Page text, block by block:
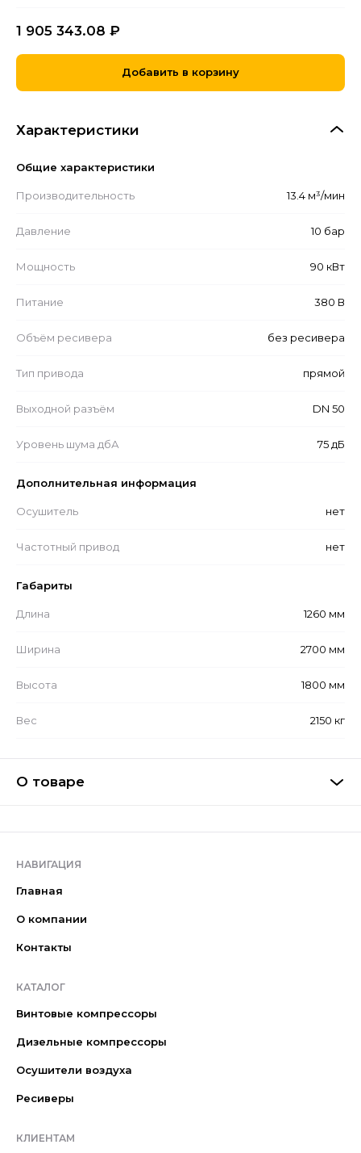
1 905 343.08 ₽
Добавить в корзину
Характеристики
Общие характеристики
Производительность 13.4 м³/мин
Давление 10 бар
Мощность 90 кВт
Питание 380 В
Объём ресивера без ресивера
Тип привода прямой
Выходной разъём DN 50
Уровень шума дбА 75 дБ
Дополнительная информация
Осушитель нет
Частотный привод нет
Габариты
Длина 1260 мм
Ширина 2700 мм
Высота 1800 мм
Вес 2150 кг
О товаре
НАВИГАЦИЯ
Главная
О компании
Контакты
КАТАЛОГ
Винтовые компрессоры
Дизельные компрессоры
Осушители воздуха
Ресиверы
КЛИЕНТАМ